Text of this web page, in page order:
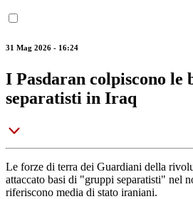
31 Mag 2026 - 16:24
I Pasdaran colpiscono le
separatisti in Iraq
Le forze di terra dei Guardiani della
attaccato basi di "gruppi separatisti" nel
riferiscono media di stato iraniani.